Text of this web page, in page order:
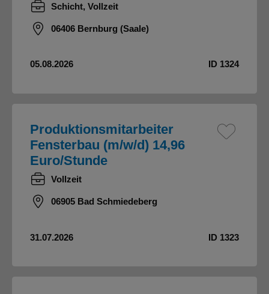
Schicht, Vollzeit
06406 Bernburg (Saale)
05.08.2026 ID 1324
Produktionsmitarbeiter
Fensterbau (m/w/d) 14,96
Euro/Stunde
Vollzeit
06905 Bad Schmiedeberg
31.07.2026 ID 1323